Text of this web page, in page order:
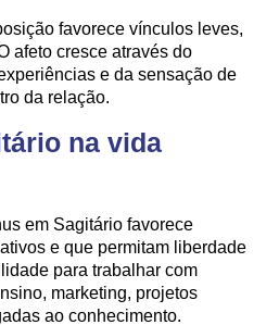
favorece vínculos leves,
afeto cresce através do
e da sensação de
da relação.
na vida
em Sagitário favorece
e que permitam liberdade
para trabalhar com
marketing, projetos
ao conhecimento.